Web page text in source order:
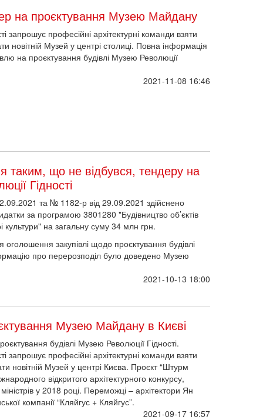
на проєктування Музею Майдану
запрошує професійні архітектурні команди взяти
новітній Музей у центрі столиці. Повна інформація
на проєктування будівлі Музею Революції
2021-11-08 16:46
таким, що не відбувся, тендеру на
Гідності
та № 1182-р від 29.09.2021 здійснено
за програмою 3801280 "Будівництво об’єктів
на загальну суму 34 млн грн.
закупівлі щодо проєктування будівлі
про перерозподіл було доведено Музею
2021-10-13 18:00
Музею Майдану в Києві
будівлі Музею Революції Гідності.
запрошує професійні архітектурні команди взяти
новітній Музей у центрі Києва. Проєкт “Штурм
відкритого архітектурного конкурсу,
у 2018 році. Переможці – архітектори Ян
компанії “Кляйгус + Кляйгус”.
2021-09-17 16:57